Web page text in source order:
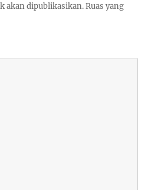
akan dipublikasikan. Ruas yang